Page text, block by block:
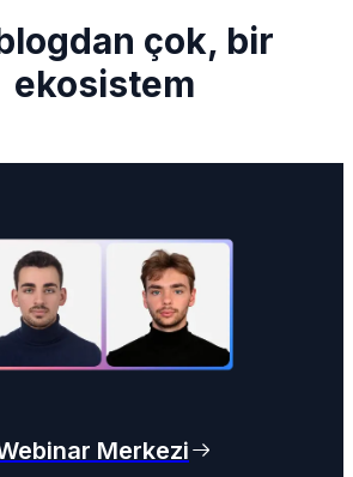
çok, bir
ekosistem
Merkezi